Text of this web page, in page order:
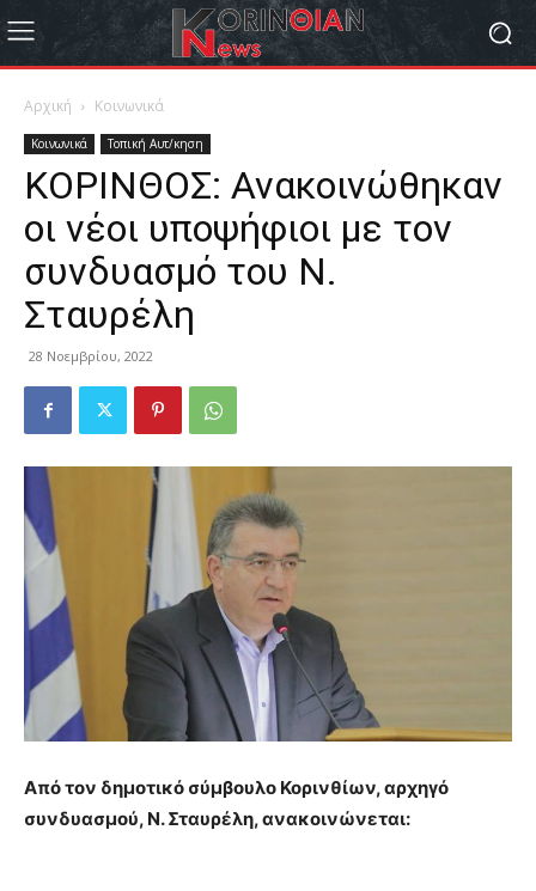
Αρχική Κοινωνικά
Κοινωνικά Τοπική Αυτ/κηση
ΚΟΡΙΝΘΟΣ: Ανακοινώθηκαν
οι νέοι υποψήφιοι με τον
συνδυασμό του Ν.
Σταυρέλη
28 Νοεμβρίου, 2022
Από τον δημοτικό σύμβουλο Κορινθίων, αρχηγό
συνδυασμού, Ν. Σταυρέλη, ανακοινώνεται: